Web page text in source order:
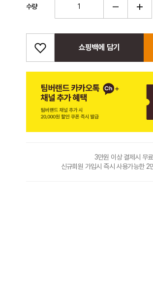
수량
쇼핑백에 담기
3만원 이상 결제시 무
신규회원 가입시 즉시 사용가능한 2